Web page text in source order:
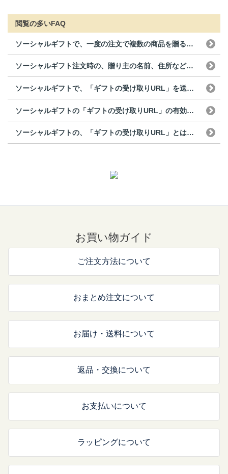
閲覧の多いFAQ
ソーシャルギフトで、一度の注文で複数の商品を贈ることは...
ソーシャルギフト注文時の、贈り主の名前、住所などは相手...
ソーシャルギフトで、「ギフトの受け取りURL」を送った...
ソーシャルギフトの「ギフトの受け取りURL」の有効期限...
ソーシャルギフトの、「ギフトの受け取りURL」とはなん...
お買い物ガイド
ご注文方法について
おまとめ注文について
お届け・送料について
返品・交換について
お支払いについて
ラッピングについて